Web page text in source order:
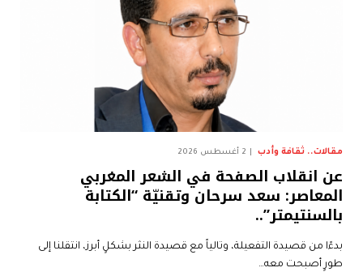
مقالات.. ثقافة وأدب 2 أغسطس 2026
عن انقلاب الصفحة في الشعر المغربي
المعاصر: سعد سرحان وتقنيّة “الكتابة
بالسنتيمتر”..
بدءًا من قصيدة التفعيلة، وتالياً مع قصيدة النثر بشكلٍ أبرز، انتقلنا إلى
طورٍ أصبحت معه…